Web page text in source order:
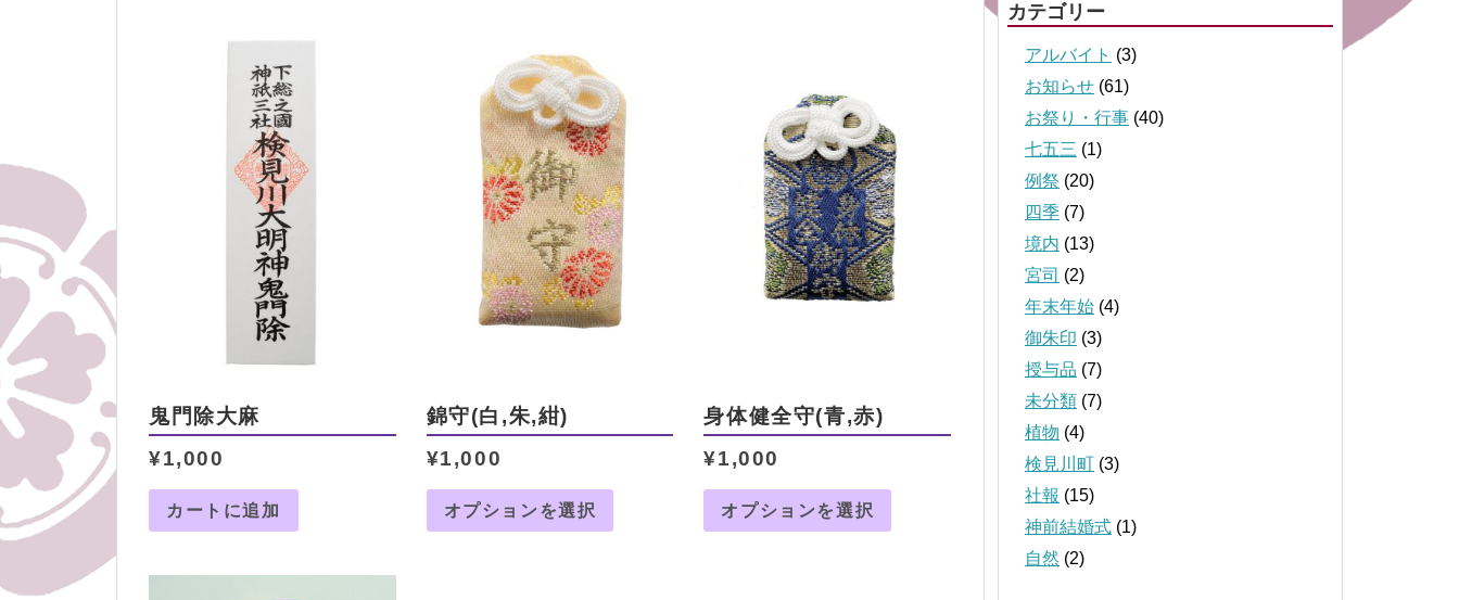
鬼門除大麻
¥1,000
カートに追加
錦守(白,朱,紺)
¥1,000
オプションを選択
身体健全守(青,赤)
¥1,000
オプションを選択
カテゴリー
アルバイト (3)
お知らせ (61)
お祭り・行事 (40)
七五三 (1)
例祭 (20)
四季 (7)
境内 (13)
宮司 (2)
年末年始 (4)
御朱印 (3)
授与品 (7)
未分類 (7)
植物 (4)
検見川町 (3)
社報 (15)
神前結婚式 (1)
自然 (2)